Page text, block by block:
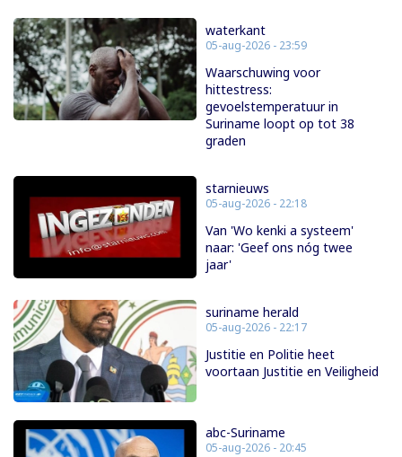
waterkant
05-aug-2026 - 23:59
Waarschuwing voor
hittestress:
gevoelstemperatuur in
Suriname loopt op tot 38
graden
starnieuws
05-aug-2026 - 22:18
Van 'Wo kenki a systeem'
naar: 'Geef ons nóg twee
jaar'
suriname herald
05-aug-2026 - 22:17
Justitie en Politie heet
voortaan Justitie en Veiligheid
abc-Suriname
05-aug-2026 - 20:45